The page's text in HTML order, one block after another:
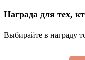
Награда для тех,
Выбирайте в награду